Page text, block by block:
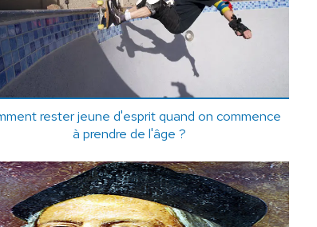
rester jeune d'esprit quand on commence
à prendre de l'âge ?